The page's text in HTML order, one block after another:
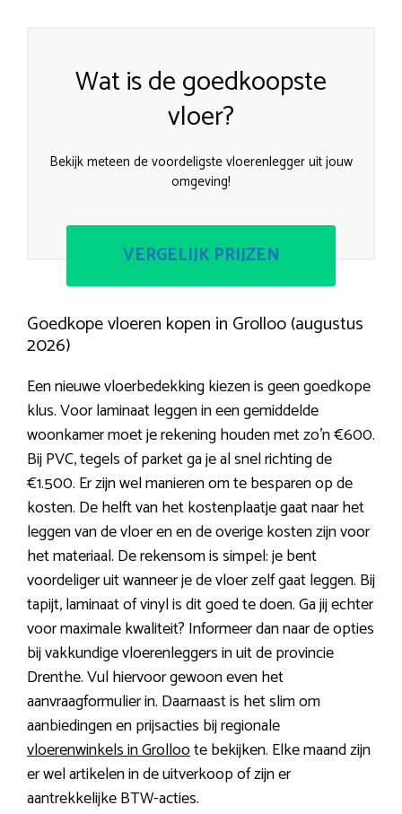
Wat is de goedkoopste
vloer?
Bekijk meteen de voordeligste vloerenlegger uit jouw
omgeving!
VERGELIJK PRIJZEN
Goedkope vloeren kopen in Grolloo (augustus
2026)
Een nieuwe vloerbedekking kiezen is geen goedkope
klus. Voor laminaat leggen in een gemiddelde
woonkamer moet je rekening houden met zo’n €600.
Bij PVC, tegels of parket ga je al snel richting de
€1.500. Er zijn wel manieren om te besparen op de
kosten. De helft van het kostenplaatje gaat naar het
leggen van de vloer en en de overige kosten zijn voor
het materiaal. De rekensom is simpel: je bent
voordeliger uit wanneer je de vloer zelf gaat leggen. Bij
tapijt, laminaat of vinyl is dit goed te doen. Ga jij echter
voor maximale kwaliteit? Informeer dan naar de opties
bij vakkundige vloerenleggers in uit de provincie
Drenthe. Vul hiervoor gewoon even het
aanvraagformulier in. Daarnaast is het slim om
aanbiedingen en prijsacties bij regionale
vloerenwinkels in Grolloote bekijken. Elke maand zijn
er wel artikelen in de uitverkoop of zijn er
aantrekkelijke BTW-acties.